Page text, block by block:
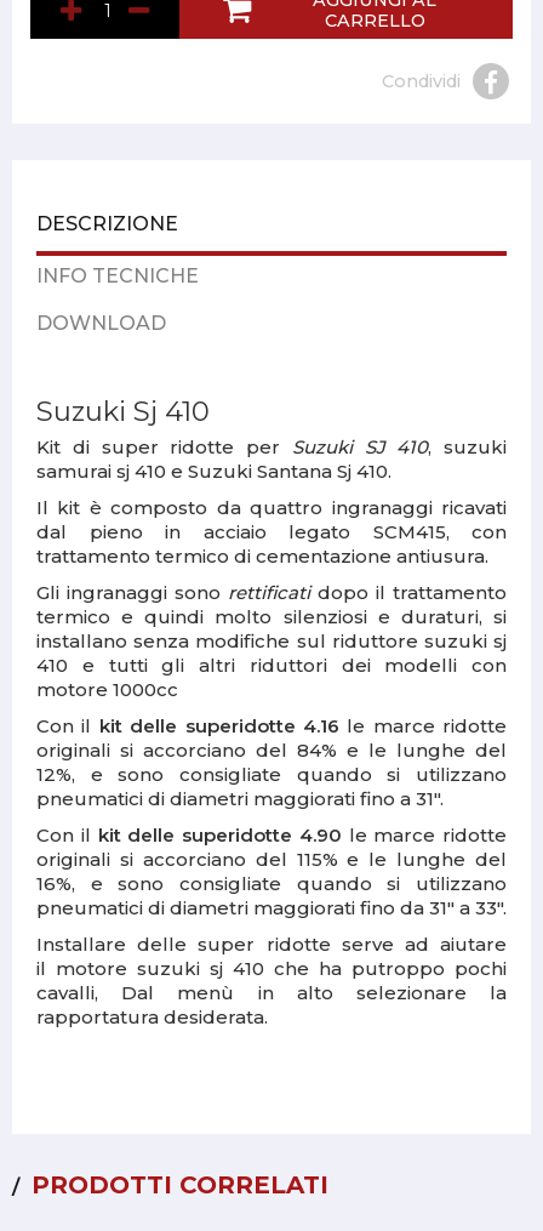
CARRELLO
Condividi
DESCRIZIONE
INFO TECNICHE
DOWNLOAD
Suzuki Sj 410
Kit di super ridotte per Suzuki SJ 410, suzuki
samurai sj 410 e Suzuki Santana Sj 410.
Il kit è composto da quattro ingranaggi ricavati
dal pieno in acciaio legato SCM415, con
trattamento termico di cementazione antiusura.
Gli ingranaggi sono rettificatidopo il trattamento
termico e quindi molto silenziosi e duraturi, si
installano senza modifiche sul riduttore suzuki sj
410 e tutti gli altri riduttori dei modelli con
motore 1000cc
Con il kit delle superidotte 4.16 le marce ridotte
originali si accorciano del 84% e le lunghe del
12%, e sono consigliate quando si utilizzano
pneumatici di diametri maggiorati fino a 31".
Con il kit delle superidotte 4.90 le marce ridotte
originali si accorciano del 115% e le lunghe del
16%, e sono consigliate quando si utilizzano
pneumatici di diametri maggiorati fino da 31" a 33".
Installare delle super ridotte serve ad aiutare
il motore suzuki sj 410 che ha putroppo pochi
cavalli, Dal menù in alto selezionare la
rapportatura desiderata.
PRODOTTI CORRELATI